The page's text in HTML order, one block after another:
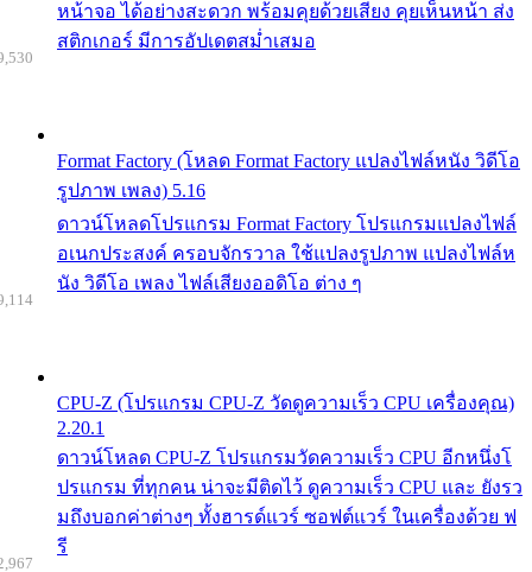
หน้าจอ ได้อย่างสะดวก พร้อมคุยด้วยเสียง คุยเห็นหน้า ส่ง
สติกเกอร์ มีการอัปเดตสม่ำเสมอ
Format Factory (โหลด Format Factory แปลงไฟล์หนัง วิดีโอ
รูปภาพ เพลง) 5.16
ดาวน์โหลดโปรแกรม Format Factory โปรแกรมแปลงไฟล์
อเนกประสงค์ ครอบจักรวาล ใช้แปลงรูปภาพ แปลงไฟล์ห
นัง วิดีโอ เพลง ไฟล์เสียงออดิโอ ต่าง ๆ
CPU-Z (โปรแกรม CPU-Z วัดดูความเร็ว CPU เครื่องคุณ)
2.20.1
ดาวน์โหลด CPU-Z โปรแกรมวัดความเร็ว CPU อีกหนึ่งโ
ปรแกรม ที่ทุกคน น่าจะมีติดไว้ ดูความเร็ว CPU และ ยังรว
มถึงบอกค่าต่างๆ ทั้งฮารด์แวร์ ซอฟต์แวร์ ในเครื่องด้วย ฟ
รี